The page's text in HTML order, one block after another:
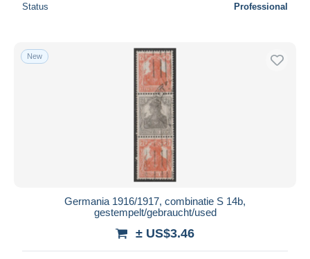
Status Professional
New
Germania 1916/1917, combinatie S 14b,
gestempelt/gebraucht/used
± US$3.46